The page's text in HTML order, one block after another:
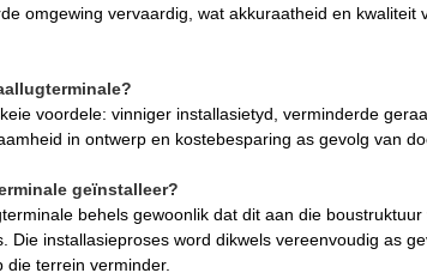
omgewing vervaardig, wat akkuraatheid en kwaliteit
voordele: vinniger installasietyd, verminderde
in ontwerp en kostebesparing as gevolg van
geïnstalleer?
behels gewoonlik dat dit aan die
Die installasieproses word dikwels vereenvoudig as
terrein verminder.